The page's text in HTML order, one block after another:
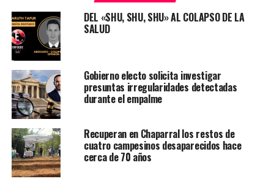
DEL «SHU, SHU, SHU» AL COLAPSO DE LA
SALUD
Gobierno electo solicita investigar
presuntas irregularidades detectadas
durante el empalme
Recuperan en Chaparral los restos de
cuatro campesinos desaparecidos hace
cerca de 70 años